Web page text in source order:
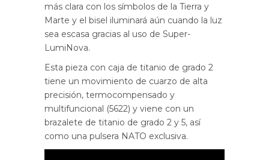
más clara con los símbolos de la Tierra y
Marte y el bisel iluminará aún cuando la luz
sea escasa gracias al uso de Super-
LumiNova.
Esta pieza con caja de titanio de grado 2
tiene un movimiento de cuarzo de alta
precisión, termocompensado y
multifuncional (5622) y viene con un
brazalete de titanio de grado 2 y 5, así
como una pulsera NATO exclusiva.